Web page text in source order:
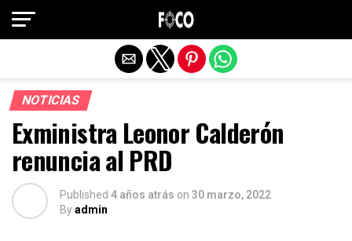
NOTICIAS
Exministra Leonor Calderón
renuncia al PRD
Published 4 años atrás on 30 marzo, 2022
Byadmin
Salir de la versión móvil